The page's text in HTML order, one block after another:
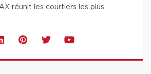
réunit les courtiers les plus